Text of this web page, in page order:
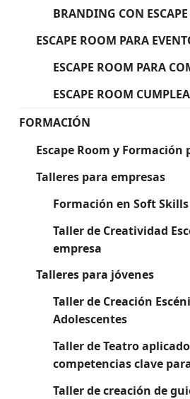
BRANDING CON
ESCAPE ROOM PARA
ESCAPE ROOM PARA
ESCAPE ROOM
FORMACIÓN
Escape Room y Formación
Talleres para empresas
Formación en Soft
Taller de Creatividad
empresa
Talleres para jóvenes
Taller de Creación
Adolescentes
Taller de Teatro
competencias clave
Taller de creación de